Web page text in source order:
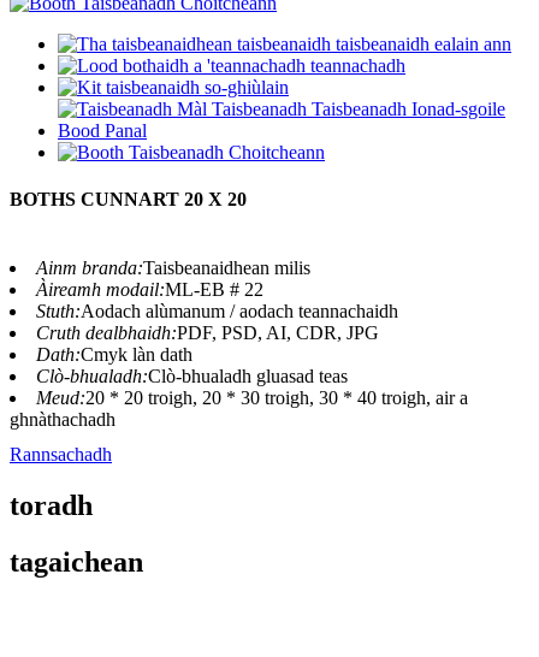
BOTHS CUNNART 20 X 20
Ainm branda:Taisbeanaidhean milis
Àireamh modail:ML-EB # 22
Stuth:Aodach alùmanum / aodach teannachaidh
Cruth dealbhaidh:PDF, PSD, AI, CDR, JPG
Dath:Cmyk làn dath
Clò-bhualadh:Clò-bhualadh gluasad teas
Meud:20 * 20 troigh, 20 * 30 troigh, 30 * 40 troigh, air a
ghnàthachadh
Rannsachadh
toradh
tagaichean